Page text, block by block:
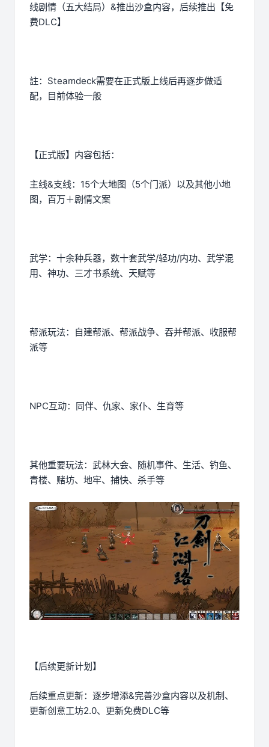
线剧情（五大结局）&推出沙盒内容，后续推出【免
费DLC】
註：Steamdeck需要在正式版上线后再逐步做适
配，目前体验一般
【正式版】内容包括：
主线&支线：15个大地图（5个门派）以及其他小地
图，百万＋剧情文案
武学：十余种兵器，数十套武学/轻功/内功、武学混
用、神功、三才书系统、天赋等
帮派玩法：自建帮派、帮派战争、吞并帮派、收服帮
派等
NPC互动：同伴、仇家、家仆、生育等
其他重要玩法：武林大会、随机事件、生活、钓鱼、
青楼、赌坊、地牢、捕快、杀手等
【后续更新计划】
后续重点更新：逐步增添&完善沙盒内容以及机制、
更新创意工坊2.0、更新免费DLC等